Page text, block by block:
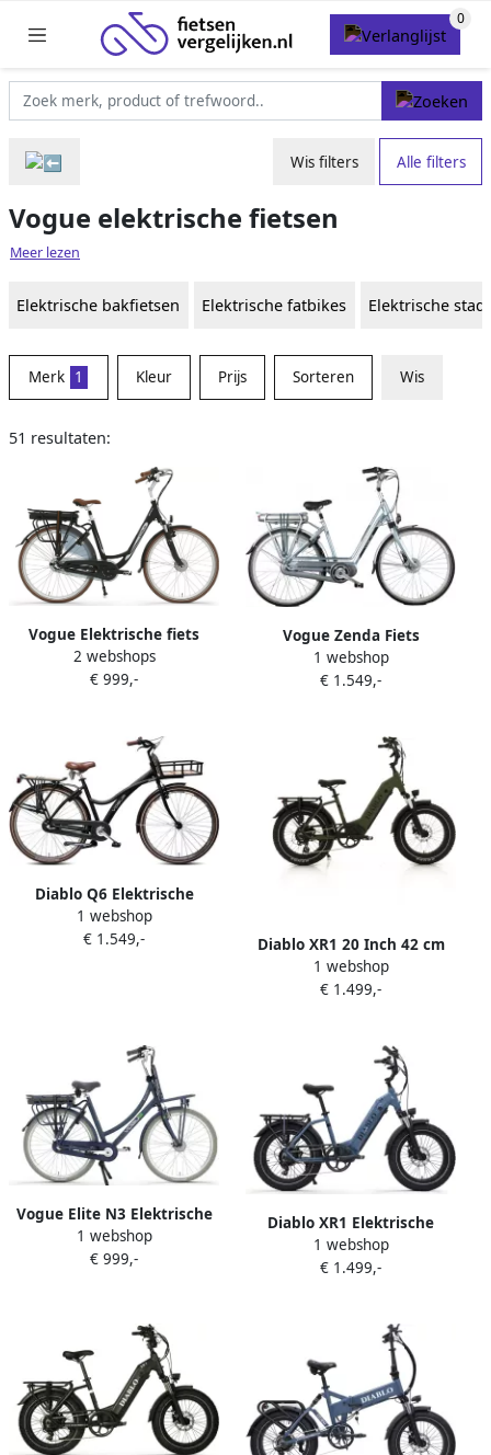
Wis filters Alle filters
Vogue elektrische fietsen
Meer lezen
Elektrische bakfietsen Elektrische fatbikes Elektrische
Merk 1 Kleur Prijs Sorteren Wis
51 resultaten:
Vogue Elektrische fiets
Basic N7 Dames 47 cm N7
Mat zwart 468 Wh Mat
2 webshops
€ 999,-
Vogue Zenda Fiets
(elektrisch) Vrouwen Licht
Blauw 53 cm
1 webshop
€ 1.549,-
Diablo Q6 Elektrische
fatbike 720Wh Groen mat
1 webshop
€ 1.549,-
Diablo XR1 20 Inch 42 cm
Unisex 7V Hydraulische
schijfrem Matgroen
1 webshop
€ 1.499,-
Vogue Elite N3 Elektrische
damesfiets 468Wh Blauw
1 webshop
€ 999,-
Diablo XR1 Elektrische
fatbike 720Wh Donker
blauw
1 webshop
€ 1.499,-